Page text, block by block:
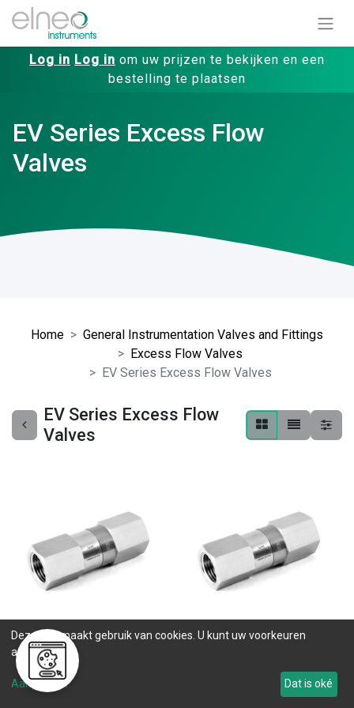
Log in Log in om uw prijzen te bekijken en een
bestelling te plaatsen
EV Series Excess Flow
Valves
Home
General Instrumentation Valves and Fittings
Excess Flow Valves
EV Series Excess Flow Valves
EV Series Excess Flow
Valves
EVSS-NS8-FNS8-8
0 ST op voorraad
.
EVSS-FNS4-4
Deze site maakt gebruik van cookies. U kunt uw voorkeuren
aanpassen.
Aanpassen Dat is oké